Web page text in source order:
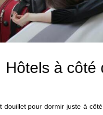
Hôtels à côté
douillet pour dormir juste à